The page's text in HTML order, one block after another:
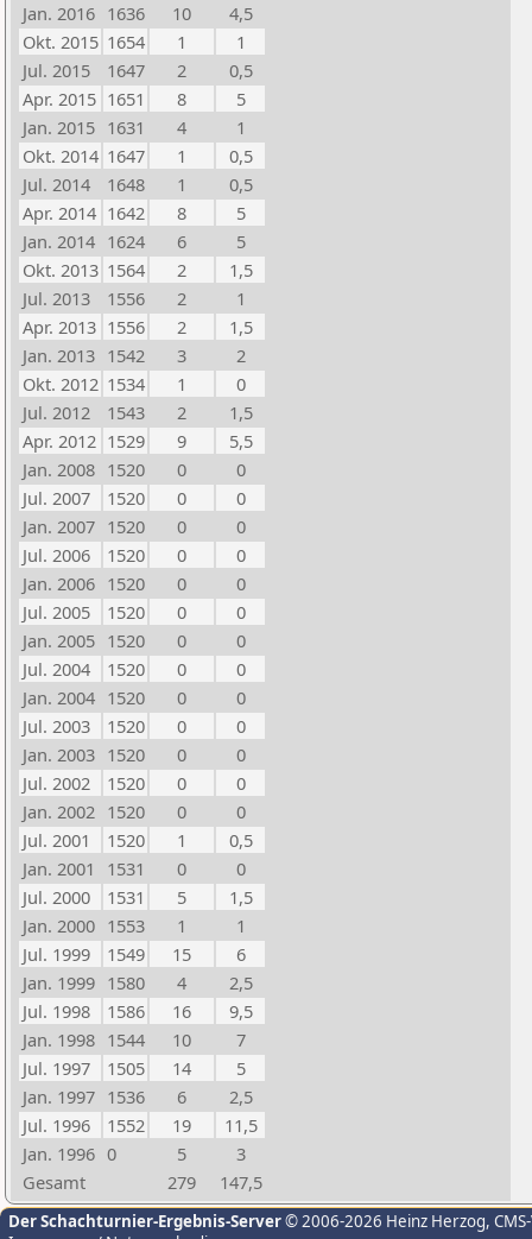
Jan. 2016 1636 10
4,5
Okt. 2015 1654 1
1
Jul. 2015
1647 2
0,5
Apr. 2015 1651 8
5
Jan. 2015 1631 4
1
Okt. 2014 1647 1
0,5
Jul. 2014
1648 1
0,5
Apr. 2014 1642 8
5
Jan. 2014 1624 6
5
Okt. 2013 1564 2
1,5
Jul. 2013
1556 2
1
Apr. 2013 1556 2
1,5
Jan. 2013 1542 3
2
Okt. 2012 1534 1
0
Jul. 2012
1543 2
1,5
Apr. 2012 1529 9
5,5
Jan. 2008 1520 0
0
Jul. 2007
1520 0
0
Jan. 2007 1520 0
0
Jul. 2006
1520 0
0
Jan. 2006 1520 0
0
Jul. 2005
1520 0
0
Jan. 2005 1520 0
0
Jul. 2004
1520 0
0
Jan. 2004 1520 0
0
Jul. 2003
1520 0
0
Jan. 2003 1520 0
0
Jul. 2002
1520 0
0
Jan. 2002 1520 0
0
Jul. 2001
1520 1
0,5
Jan. 2001
1531 0
0
Jul. 2000
1531 5
1,5
Jan. 2000 1553 1
1
Jul. 1999
1549 15
6
Jan. 1999 1580 4
2,5
Jul. 1998
1586 16
9,5
Jan. 1998 1544 10
7
Jul. 1997
1505 14
5
Jan. 1997 1536 6
2,5
Jul. 1996
1552 19
11,5
Jan. 1996 0 5
3
Gesamt
279 147,5
Der Schachturnier-Ergebnis-Server© 2006-2026 Heinz Herzog,